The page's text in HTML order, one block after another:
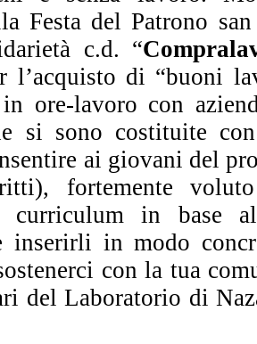
Festa del Patrono
c.d. “
l’acquisto di “buoni
ore-lavoro con
si sono costituite
ai giovani del
fortemente
curriculum in base
inserirli in modo
con la tua
del Laboratorio di